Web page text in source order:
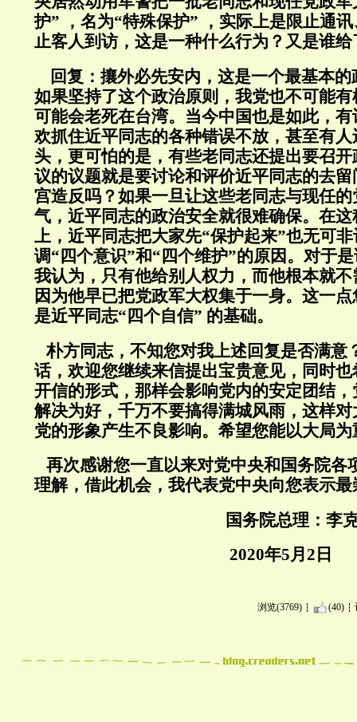
护” ，名为“特殊保护” ，实际上是限止通
止客人到访，这是一种什么行为？又是谁
回复： 攘外必先安内，这是一个最基本
如果坚持了这个政治原则，我党也不可能
可能会老死在台湾。当今中国也是如此，
欢抓住近平同志的各种错误不放，甚至有
头，更可怕的是，有些老同志还提出要召
议的议题就是要讨论和评价近平同志的去
宫造反吗？如果一旦让这些老同志与现任
气，近平同志的政治安全就很难确保。在
上，近平同志把大家先“保护起来”也无可
调“四个意识”和“四个维护”的原因。对于
我认为，只有他给别人权力，而他根本就
因为他早已把党政军大权集于一身。这一
是近平同志“四个自信” 的基础。
朴方同志，不知您对我上述回复是否满意
话，欢迎您继续来信提出宝贵意见，同时
开信的形式，那样会影响党内的安定团结
解决为好，千万不要搞得满城风雨，这样
党的形象产生不良影响。希望您能以大局为
再次感谢您一直以来对党中央和国务院各
理解，借此机会，我代表党中央向您表示
国务院总理：李克
2020年5月2日
浏览(3769) (40)